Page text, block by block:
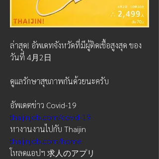
ล่าสุด! อัพเดทจังหวัดที่มีผู้ติดเชื้อสูงสุด ของ
วันที่ 4月2日
ดูแลรักษาสุขภาพกันด้วยนะครับ
อัพเดตข่าว Covid-19
thaijinjob.com/covid-19
หางานงานไปกับ Thaijin
thaijinjob.com/home
โหลดแอปฯ 求人のアプリ